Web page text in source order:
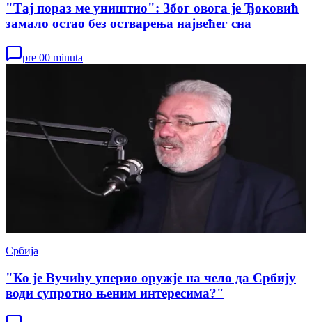
"Тај пораз ме уништио": Због овога је Ђоковић
замало остао без остварења највећег сна
pre 00 minuta
Србија
"Ко је Вучићу уперио оружје на чело да Србију
води супротно њеним интересима?"